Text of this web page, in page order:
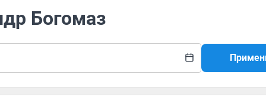
Богомаз